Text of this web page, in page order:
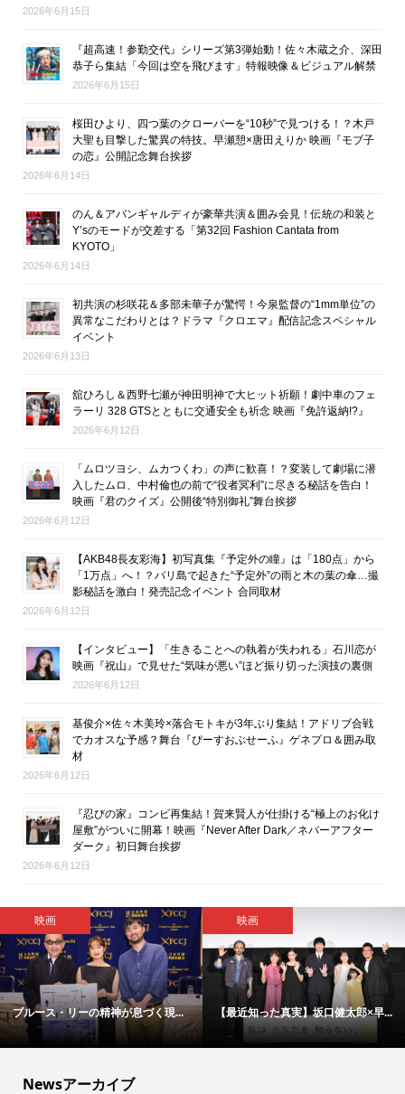
2026年6月15日
『超高速！参勤交代』シリーズ第3弾始動！佐々木蔵之介、深田
恭子ら集結「今回は空を飛びます」特報映像＆ビジュアル解禁
2026年6月15日
桜田ひより、四つ葉のクローバーを“10秒”で見つける！？木戸
大聖も目撃した驚異の特技。早瀬憩×唐田えりか 映画『モブ子
の恋』公開記念舞台挨拶
2026年6月14日
のん＆アバンギャルディが豪華共演＆囲み会見！伝統の和装と
Y’sのモードが交差する「第32回 Fashion Cantata from
KYOTO」
2026年6月14日
初共演の杉咲花＆多部未華子が驚愕！今泉監督の“1mm単位”の
異常なこだわりとは？ドラマ『クロエマ』配信記念スペシャル
イベント
2026年6月13日
舘ひろし＆西野七瀬が神田明神で大ヒット祈願！劇中車のフェ
ラーリ 328 GTSとともに交通安全も祈念 映画『免許返納!?』
2026年6月12日
「ムロツヨシ、ムカつくわ」の声に歓喜！？変装して劇場に潜
入したムロ、中村倫也の前で“役者冥利”に尽きる秘話を告白！
映画『君のクイズ』公開後“特別御礼”舞台挨拶
2026年6月12日
【AKB48長友彩海】初写真集『予定外の瞳』は「180点」から
「1万点」へ！？バリ島で起きた“予定外”の雨と木の葉の傘…撮
影秘話を激白！発売記念イベント 合同取材
2026年6月12日
【インタビュー】「生きることへの執着が失われる」石川恋が
映画『祝山』で見せた“気味が悪い”ほど振り切った演技の裏側
2026年6月12日
基俊介×佐々木美玲×落合モトキが3年ぶり集結！アドリブ合戦
でカオスな予感？舞台『ぴーすおぶせーふ』ゲネプロ＆囲み取
材
2026年6月12日
『忍びの家』コンビ再集結！賀来賢人が仕掛ける“極上のお化け
屋敷”がついに開幕！映画『Never After Dark／ネバーアフター
ダーク』初日舞台挨拶
2026年6月12日
映画
福原遥＆細田佳央太が、劇中教師...
エンタメ総合・ライフ
【会見取材レポ】『アリフォルニ...
Newsアーカイブ